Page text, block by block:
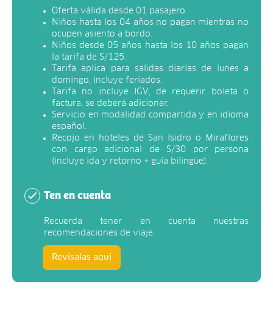
Oferta válida desde 01 pasajero.
Niños hasta los 04 años no pagan mientras no
ocupen asiento a bordo.
Niños desde 05 años hasta los 10 años pagan
la tarifa de S/125.
Tarifa aplica para salidas diarias de lunes a
domingo, incluye feriados.
Tarifa no incluye IGV, de requerir boleta o
factura, se deberá adicionar.
Servicio en modalidad compartida y en idioma
español.
Recojo en hoteles de San Isidro o Miraflores
con cargo adicional de S/30 por persona
(incluye ida y retorno + guía bilingüe).
Ten en cuenta
Recuerda tener en cuenta nuestras
recomendaciones de viaje.
Revísalas aquí